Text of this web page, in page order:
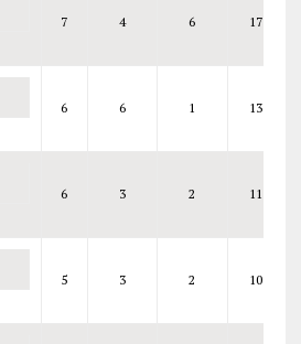
7 4 6 17
6 6 1 13
6 3 2 11
5 3 2 10